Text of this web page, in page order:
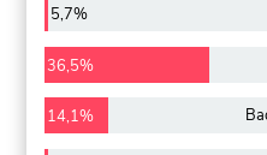
5,7%
36,5%
14,1%